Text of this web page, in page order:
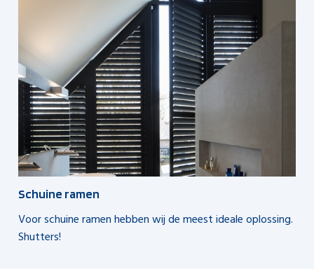
Schuine ramen
Voor schuine ramen hebben wij de meest ideale oplossing.
Shutters!